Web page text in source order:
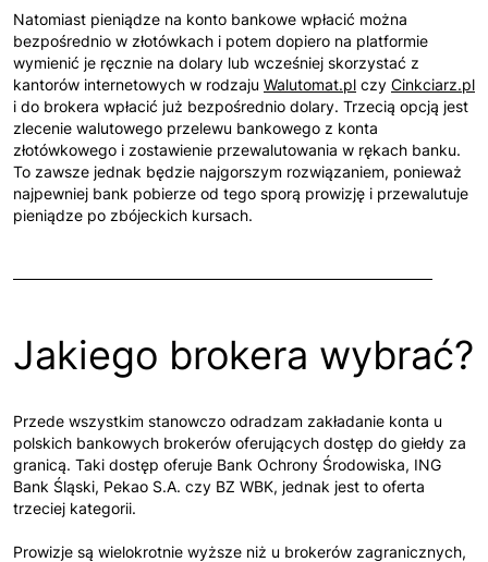
Natomiast pieniądze na konto bankowe wpłacić można
bezpośrednio w złotówkach i potem dopiero na platformie
wymienić je ręcznie na dolary lub wcześniej skorzystać z
kantorów internetowych w rodzaju Walutomat.pl czy Cinkciarz.pl
i do brokera wpłacić już bezpośrednio dolary. Trzecią opcją jest
zlecenie walutowego przelewu bankowego z konta
złotówkowego i zostawienie przewalutowania w rękach banku.
To zawsze jednak będzie najgorszym rozwiązaniem, ponieważ
najpewniej bank pobierze od tego sporą prowizję i przewalutuje
pieniądze po zbójeckich kursach.
Jakiego brokera wybrać?
Przede wszystkim stanowczo odradzam zakładanie konta u
polskich bankowych brokerów oferujących dostęp do giełdy za
granicą. Taki dostęp oferuje Bank Ochrony Środowiska, ING
Bank Śląski, Pekao S.A. czy BZ WBK, jednak jest to oferta
trzeciej kategorii.
Prowizje są wielokrotnie wyższe niż u brokerów zagranicznych,